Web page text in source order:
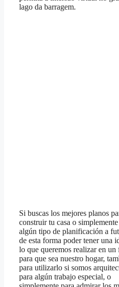
lago da barragem.
Si buscas los mejores planos
construir tu casa o simplemente
algún tipo de planificación a
de esta forma poder tener una
lo que queremos realizar en un
para que sea nuestro hogar,
para utilizarlo si somos
para algún trabajo especial, o